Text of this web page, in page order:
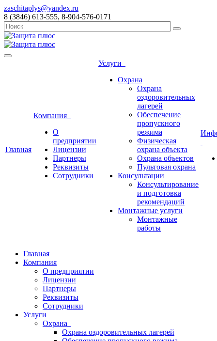
zaschitaplys@yandex.ru
8 (3846) 613-555, 8-904-576-0171
Главная
Компания
О
предприятии
Лицензии
Партнеры
Реквизиты
Сотрудники
Услуги
Охрана
Охрана
оздоровительных
лагерей
Обеспечение
пропускного
режима
Физическая
охрана объекта
Охрана объектов
Пультовая охрана
Консультации
Консультирование
и подготовка
рекомендаций
Монтажные услуги
Монтажные
работы
Главная
Компания
О предприятии
Лицензии
Партнеры
Реквизиты
Сотрудники
Услуги
Охрана
Охрана оздоровительных лагерей